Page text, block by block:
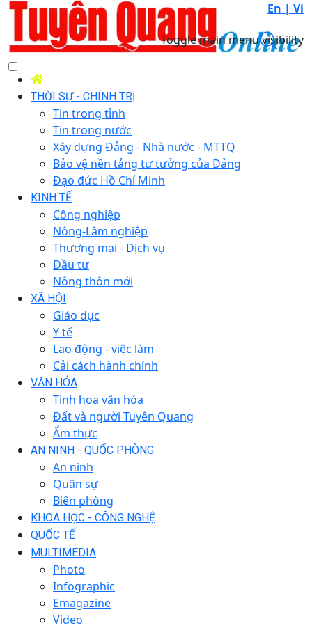
En | Vi
Toggle main menu visibility
THỜI SỰ - CHÍNH TRỊ
Tin trong tỉnh
Tin trong nước
Xây dựng Đảng - Nhà nước - MTTQ
Bảo vệ nền tảng tư tưởng của Đảng
Đạo đức Hồ Chí Minh
KINH TẾ
Công nghiệp
Nông-Lâm nghiệp
Thương mại - Dịch vụ
Đầu tư
Nông thôn mới
XÃ HỘI
Giáo dục
Y tế
Lao động - việc làm
Cải cách hành chính
VĂN HÓA
Tinh hoa văn hóa
Đất và người Tuyên Quang
Ẩm thực
AN NINH - QUỐC PHÒNG
An ninh
Quân sự
Biên phòng
KHOA HỌC - CÔNG NGHỆ
QUỐC TẾ
MULTIMEDIA
Photo
Infographic
Emagazine
Video